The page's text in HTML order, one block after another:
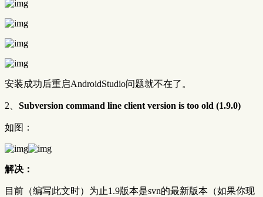
安装成功后重启AndroidStudio问题就不在了。
2、 Subversion command line client version is too old (1.9.0)
如图：
解决：
目前（编写此文时）为止1.9版本是svn的最新版本（如果你现